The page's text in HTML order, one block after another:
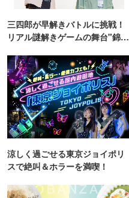
三四郎が早解きバトルに挑戦！
リアル謎解きゲームの舞台"錦糸
涼しく過ごせる東京ジョイポリ
スで絶叫＆ホラーを満喫！